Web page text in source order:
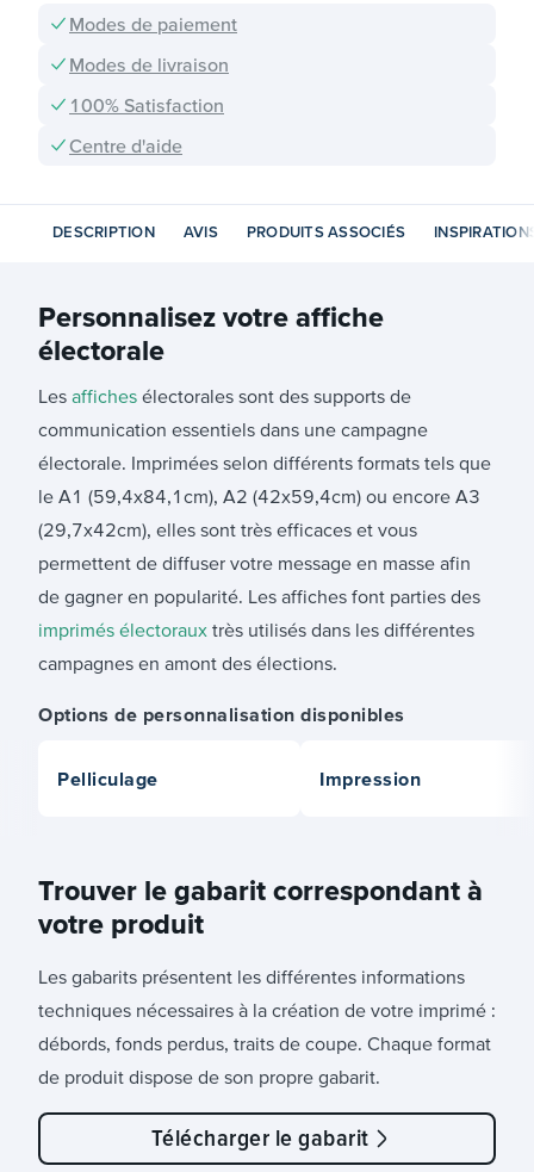
DESCRIPTION AVIS PRODUITS ASSOCIÉS
Modes de paiement
Modes de livraison
100% Satisfaction
Centre d'aide
Personnalisez votre affiche
électorale
Les affiches électorales sont des supports de
communication essentiels dans une campagne
électorale. Imprimées selon différents formats tels que
le A1 (59,4x84,1cm), A2 (42x59,4cm) ou encore A3
(29,7x42cm), elles sont très efficaces et vous
permettent de diffuser votre message en masse afin
de gagner en popularité. Les affiches font parties des
imprimés électoraux très utilisés dans les différentes
campagnes en amont des élections.
Options de personnalisation disponibles
Pelliculage Impression
Trouver le gabarit correspondant à
votre produit
Les gabarits présentent les différentes informations
techniques nécessaires à la création de votre imprimé :
débords, fonds perdus, traits de coupe. Chaque format
de produit dispose de son propre gabarit.
Télécharger le gabarit